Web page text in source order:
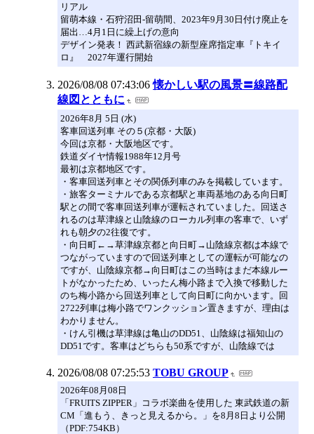
リアル
留萌本線・石狩沼田-留萌間、2023年9月30日付け廃止を
届出…4月1日に繰上げの意向
デザイン発表！ 西武新宿線の新型座席指定車『トキイ
ロ』 2027年運行開始
2026/08/08 07:43:06 懐かしい駅の風景〓線路配
線図とともに
2026年8月 5日 (水)
客車回送列車 その５(京都・大阪)
今回は京都・大阪地区です。
鉄道ダイヤ情報1988年12月号
最初は京都地区です。
・客車回送列車とその関係列車のみを掲載しています。
・旅客ターミナルである京都駅と車両基地のある向日町
駅との間で客車回送列車が運転されていました。回送さ
れるのは草津線と山陰線のローカル列車の客車で、いず
れも朝夕の2往復です。
・向日町←→草津線京都と向日町→山陰線京都は本線で
つながっていますので回送列車としての運転が可能なの
ですが、山陰線京都→向日町はこの当時はまだ本線ルー
トがなかったため、いったん梅小路まで入換で移動した
のち梅小路から回送列車として向日町に向かいます。回
2722列車は梅小路でワンクッション置きますが、理由は
わかりません。
・けん引機は草津線は亀山のDD51、山陰線は福知山の
DD51です。客車はどちらも50系ですが、山陰線では
2026/08/08 07:25:53 TOBU GROUP
2026年08月08日
「FRUITS ZIPPER」コラボ楽曲を使用した 東武鉄道の新
CM「進もう、きっと見えるから。」を8月8日より公開
（PDF:754KB）